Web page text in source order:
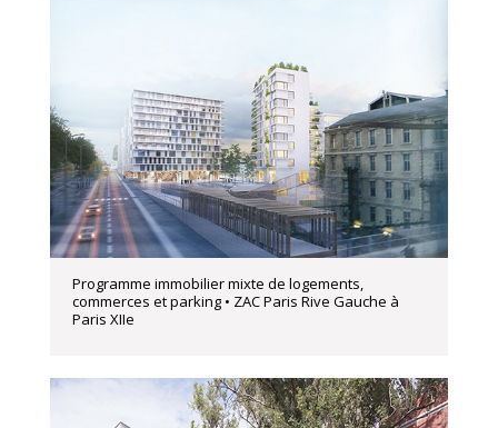
Programme immobilier mixte de logements,
commerces et parking • ZAC Paris Rive Gauche à
Paris XIIe